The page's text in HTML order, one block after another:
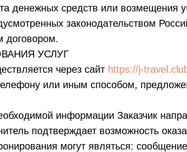
денежных средств или возмещения
законодательством
договором.
УСЛУГ
через сайт https://j-
или иным способом,
информации Заказчик
подтверждает возможность
могут являться: